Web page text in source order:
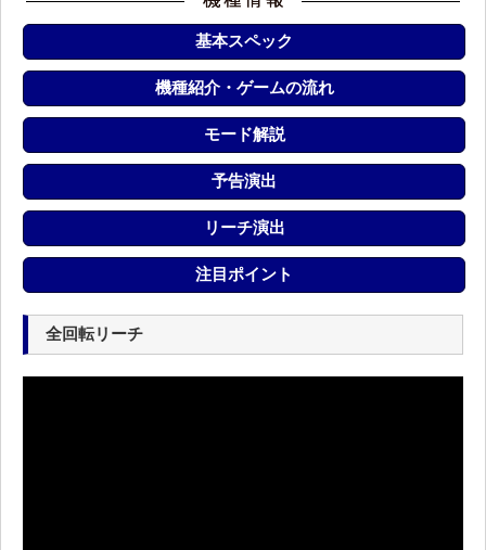
基本スペック
機種紹介・ゲームの流れ
モード解説
予告演出
リーチ演出
注目ポイント
全回転リーチ